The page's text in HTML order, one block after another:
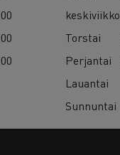
keskiviikko
Torstai
Perjantai
Lauantai
Sunnuntai